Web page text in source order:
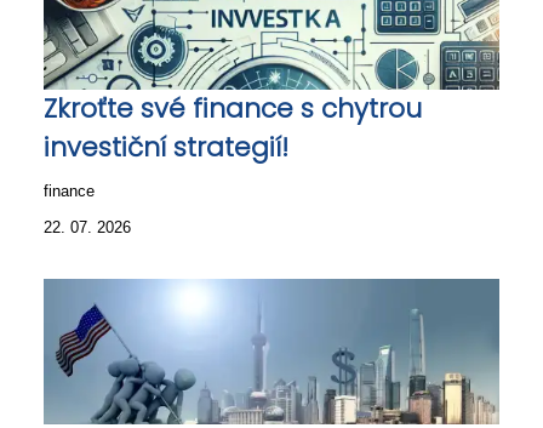
Zkroťte své finance s chytrou
investiční strategií!
finance
22. 07. 2026